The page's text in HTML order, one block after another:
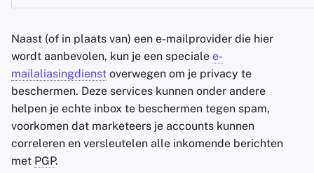
Gegevensbeveiliging
Email Encryptie
Beëindiging van account
Aanvullende
Naast (of in plaats van) een e-mailprovider die hier
wordt aanbevolen, kun je een speciale e-
mailaliasingdienst overwegen om je privacy te
beschermen. Deze services kunnen onder andere
helpen je echte inbox te beschermen tegen spam,
voorkomen dat marketeers je accounts kunnen
correleren en versleutelen alle inkomende berichten
met PGP.